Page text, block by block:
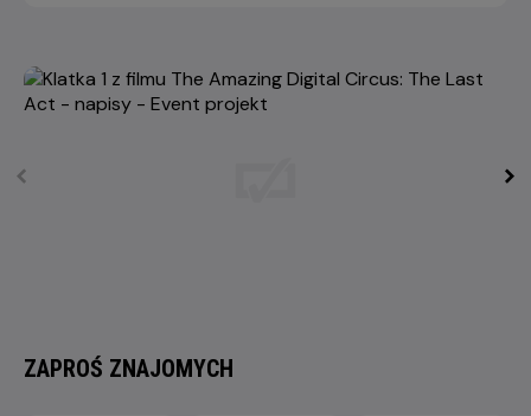
ZAPROŚ ZNAJOMYCH